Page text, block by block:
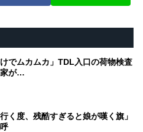
けでムカムカ」TDL入口の荷物検査
家が…
行く度、残酷すぎると娘が嘆く旗」